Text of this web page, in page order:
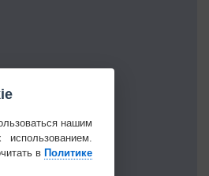
нашим
в Политике